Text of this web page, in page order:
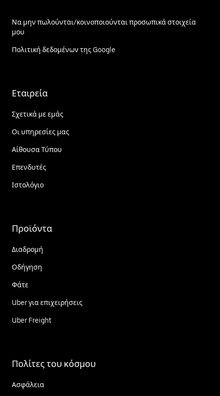
Να μην πωλούνται/κοινοποιούνται προσωπικά στοιχεία
μου
Πολιτική δεδομένων της Google
Εταιρεία
Σχετικά με εμάς
Οι υπηρεσίες μας
Αίθουσα Τύπου
Επενδυτές
Ιστολόγιο
Προϊόντα
Διαδρομή
Οδήγηση
Φάτε
Uber για επιχειρήσεις
Uber Freight
Πολίτες του κόσμου
Ασφάλεια